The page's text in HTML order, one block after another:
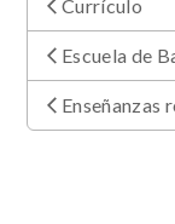
Currículo
Escuela de
Enseñanzas